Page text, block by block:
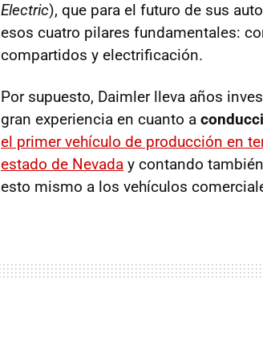
Electric), que para el futuro de sus
esos cuatro pilares fundamentales:
compartidos y electrificación.
Por supuesto, Daimler lleva años
gran experiencia en cuanto a
el primer vehículo de producción en
estado de Nevada y contando
esto mismo a los vehículos